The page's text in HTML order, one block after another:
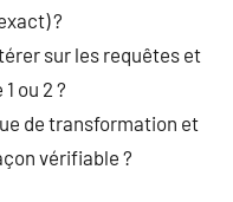
?
sur les requêtes et
ou 2 ?
de transformation et
vérifiable ?